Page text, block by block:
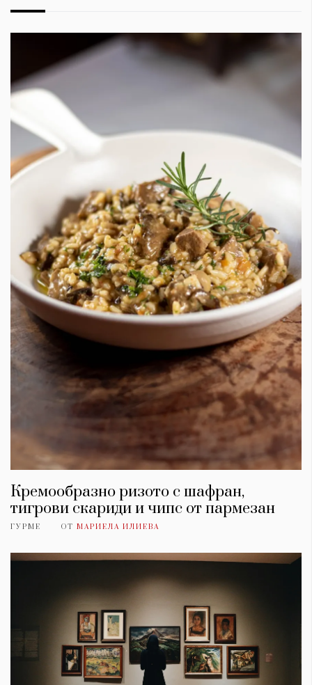
Кремообразно ризото с шафран,
тигрови скариди и чипс от пармезан
ГУРМЕ ОТ МАРИЕЛА ИЛИЕВА